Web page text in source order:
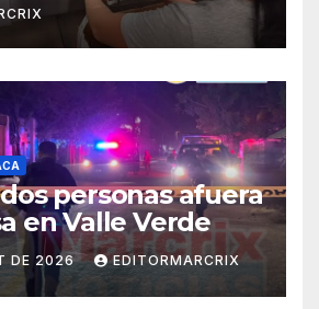
personas afuera
en Valle Verde
DE 2026 EDITORMARCRIX